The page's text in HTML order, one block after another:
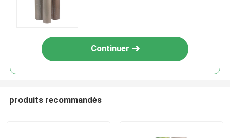
Continuer
produits recommandés